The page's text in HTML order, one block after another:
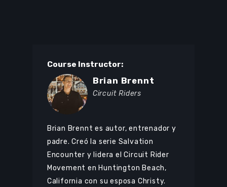
Course Instructor:
Brian Brennt
Circuit Riders
Brian Brennt es autor, entrenador y
padre. Creó la serie Salvation
Encounter y lidera el Circuit Rider
Movement en Huntington Beach,
California con su esposa Christy.